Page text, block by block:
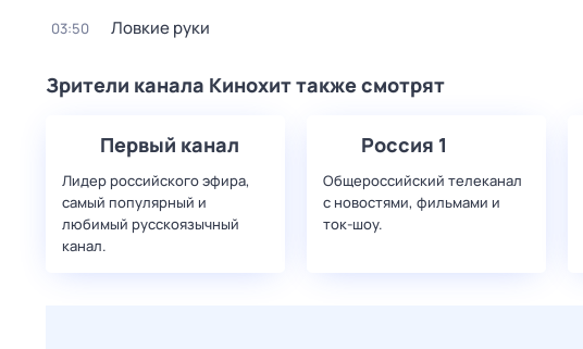
03:50 Ловкие руки
Зрители канала Кинохит также смотрят
Первый канал
Лидер российского эфира,
самый популярный и
любимый русскоязычный
канал.
Россия 1
Общероссийский телеканал
с новостями, фильмами и
ток-шоу.